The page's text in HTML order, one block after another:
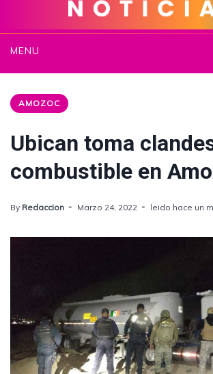
MENU
AMOZOC
Ubican toma
combustible en
By Redaccion Marzo 24, 2022 leido hace un